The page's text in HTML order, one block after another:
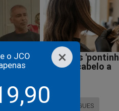
×
o JCO
fanfarrão.
RANDOLFE RODRIGUES